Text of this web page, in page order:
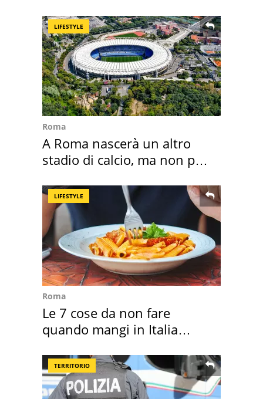
LIFESTYLE
Roma
A Roma nascerà un altro
stadio di calcio, ma non per
LIFESTYLE
Roma
Le 7 cose da non fare
quando mangi in Italia
TERRITORIO